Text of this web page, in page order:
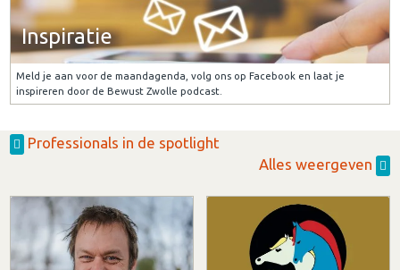
Inspiratie
Meld je aan voor de maandagenda, volg ons op Facebook en laat je
inspireren door de Bewust Zwolle podcast.
Professionals in de spotlight
Alles weergeven